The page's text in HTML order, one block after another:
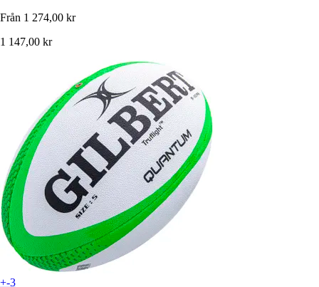
Från 1 274,00 kr
1 147,00 kr
+-3